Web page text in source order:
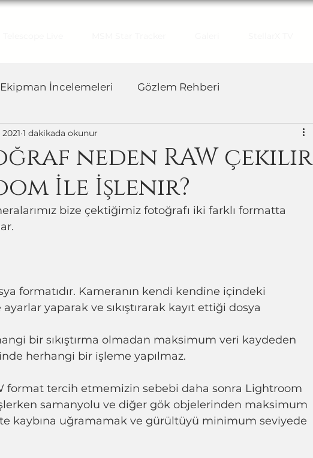
Ekipman İncelemeleri Gözlem Rehberi
neden RAW çekilir
İle İşlenir?
2021 1 dakikada okunur
bize çektiğimiz fotoğrafı iki farklı formatta
formatıdır. Kameranın kendi kendine içindeki
yaparak ve sıkıştırarak kayıt ettiği dosya
bir sıkıştırma olmadan maksimum veri kaydeden
herhangi bir işleme yapılmaz.
format tercih etmemizin sebebi daha sonra Lightroom
samanyolu ve diğer gök objelerinden maksimum
kaybına uğramamak ve gürültüyü minimum seviyede